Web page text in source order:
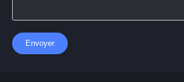
Envoyer